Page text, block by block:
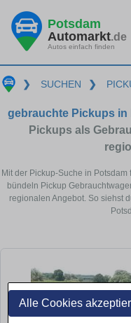
Alle Cookies
Potsdam
Automarkt.de
Autos einfach finden
❯ SUCHEN ❯
gebrauchte Pickups in
Pickups als
Mit der Pickup-Suche in
bündeln Pickup
regionalen Angebot. So siehst